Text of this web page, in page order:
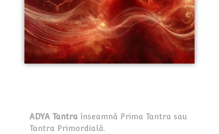
ADYA Tantra înseamnă Prima Tantra sau
Tantra Primordială.